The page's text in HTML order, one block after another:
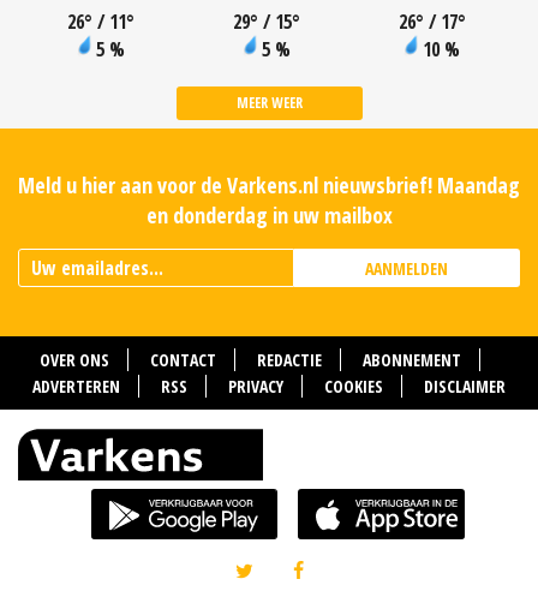
26° / 11°
5 %
29° / 15°
5 %
26° / 17°
10 %
MEER WEER
Meld u hier aan voor de Varkens.nl nieuwsbrief! Maandag
en donderdag in uw mailbox
AANMELDEN
OVER ONS CONTACT REDACTIE
ABONNEMENT
ADVERTEREN
RSS PRIVACY COOKIES DISCLAIMER